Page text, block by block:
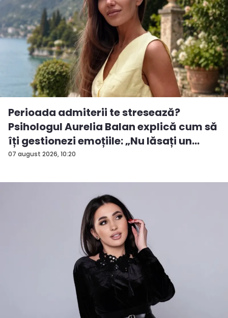
07 august 2026, 10:20
Perioada admiterii te stresează?
Psihologul Aurelia Balan explică cum să
îți gestionezi emoțiile: „Nu lăsați un
rezu...